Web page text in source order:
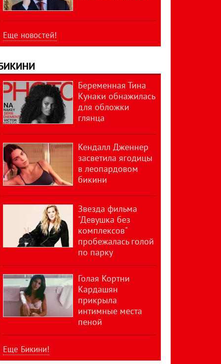
Еще новостей!
Беременная Тина
Кунаки обнажилась
для обложки
глянца
Кендалл Дженнер
засветила ягодицы
в леопардовом
бикини
Звезда фильма
"Девушка без
комплексов"
пробежалась голой
по парку
Голая Кортни
Кардашян
прикрыла
интимные места
пеной
Еще Бикини!